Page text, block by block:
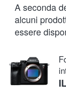
A seconda
alcuni
essere